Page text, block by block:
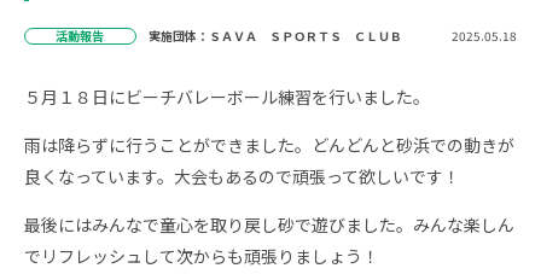
活動報告 実施団体：ＳＡＶＡ ＳＰＯＲＴＳ ＣＬＵＢ 2025.05.18
５月１８日にビーチバレーボール練習を行いました。
雨は降らずに行うことができました。どんどんと砂浜での動きが
良くなっています。大会もあるので頑張って欲しいです！
最後にはみんなで童心を取り戻し砂で遊びました。みんな楽しん
でリフレッシュして次からも頑張りましょう！